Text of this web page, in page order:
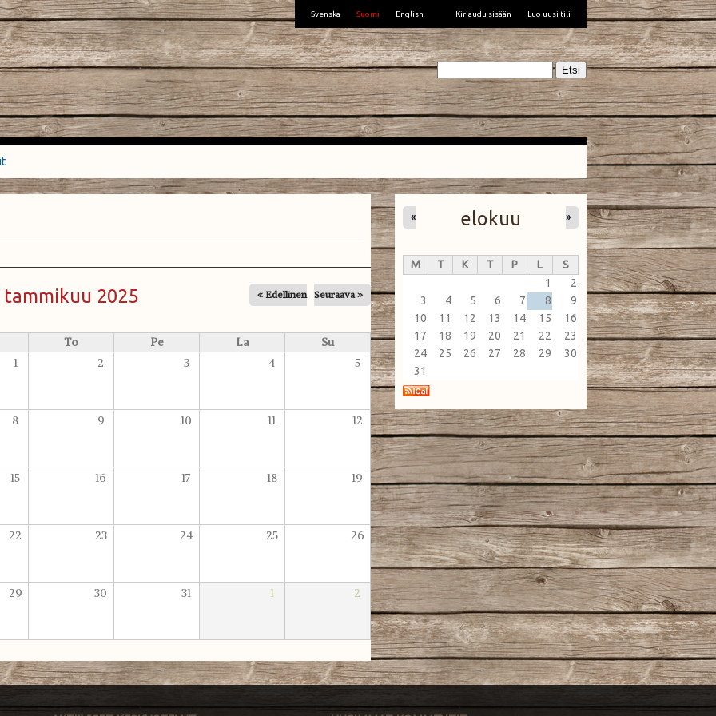
Svenska Suomi English Kirjaudu sisään Luo uusi tili
tammikuu 2025 « Edellinen Seuraava »
To Pe La
Su
1 2 3 4 5
8 9 10 11 12
15 16 17 18 19
22 23 24 25 26
29 30 31 1 2
elokuu
« »
M T K T P L
S
1
2
3
4 5 6 7 8
9
10
11 12 13 14 15
16
17
18 19 20 21 22
23
24
25 26 27 28 29
30
31